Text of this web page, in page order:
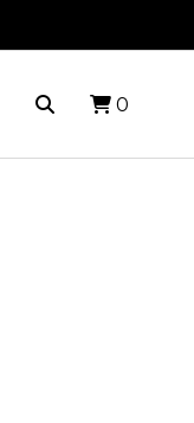
0